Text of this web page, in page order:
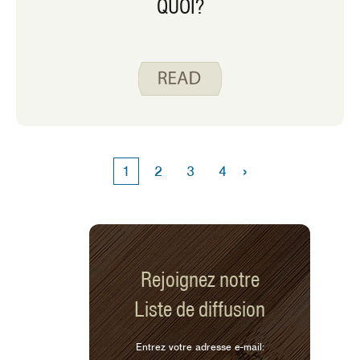
QUOI?
1 2 3 4 ›
Rejoignez notre
Liste de diffusion
Entrez votre adresse e-mail: